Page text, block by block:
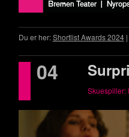
Du er her:Shortlist Awards 2024|
04
Skuespiller: